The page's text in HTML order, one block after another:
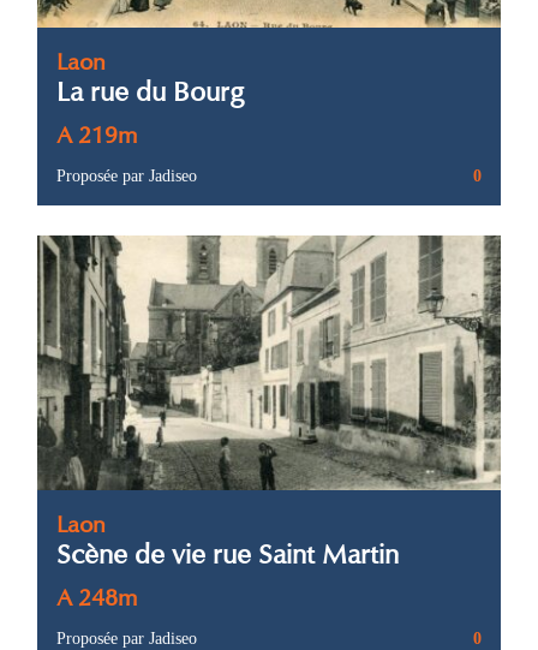
Laon
La rue du Bourg
A 219m
Proposée par Jadiseo 0
Laon
Scène de vie rue Saint Martin
A 248m
Proposée par Jadiseo 0